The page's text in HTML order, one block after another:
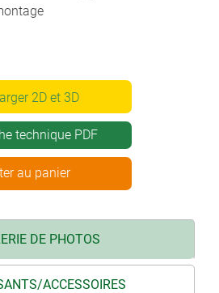
2D et 3D
technique PDF
au panier
DE PHOTOS
ACCESSOIRES